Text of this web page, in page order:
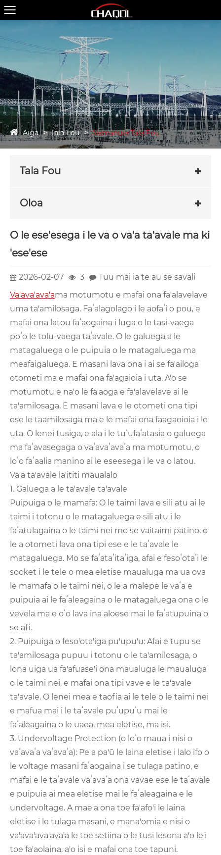
Aiga Tala Fou Alamanuia Tala Fou
Tala Fou
Oloa
O le ese'esega i le va o va'a ta'avale ma ki
'ese'ese
2026-02-07 3
Tuu mai ia te au se savali
Va'ava'ava'ama motumotu e mafai ona fa'alavelave
uma ta'amilosaga. Faʻalagolago i le aofaʻi o pou, e
mafai ona latou faʻaogaina i luga o le tasi-vaega
poʻo le tolu-vaega taʻavale. O le galuega a le
matagaluega o le puipuia o le matagaluega ma
meafaigaluega. E masani lava ona i ai se fa'ailoga
otometi ma e mafai ona fa'agaioia i uta. A'o se
motumotu e na'o le fa'aoga e fa'alavelave ai le
ta'amilosaga. E masani lava e le otometi ona tipi
ese le taamilosaga ma e le mafai ona faagaoioia i le
uta. O lenei tusiga, e ala i le tuʻufaʻatasia o galuega
ma faʻavasegaga o vaʻavaʻavaʻa ma motumotu, o
loʻo faʻaalia manino ai le eseesega i le va o latou.
Va'a ta'avale la'ititi maualalo
1. Galuega a le ta'avale ta'avale
Puipuiga o le mamafa: O le taimi lava e sili atu ai le
taimi i totonu o le matagaluega e sili atu i le
faʻatulagaina o le taimi nei mo se vaitaimi patino, o
le a otometi lava ona tipi ese e le taʻavale le
matagaluega. Mo se faʻataʻitaʻiga, afai e fesoʻotaʻi le
socket i le tele o mea eletise maualuga ma ua ova
le mamafa o le taimi nei, o le a malepe le vaʻa e
puipuia ai le faʻaleagaina o le matagaluega ona o le
vevela ma e oʻo lava ina aloese mai le faʻatupuina o
se afi.
2. Puipuiga o feso'ota'iga pu'upu'u: Afai e tupu se
ta'amilosaga pupuu i totonu o le ta'amilosaga, o
lona uiga ua fa'afuase'i ona maualuga le maualuga
o le taimi nei, e mafai ona tipi vave e le ta'avale
ta'avale. O lenei mea e taofia ai le tele o le taimi nei
e mafua mai i le taʻavale puʻupuʻu mai le
faʻaleagaina o le uaea, mea eletise, ma isi.
3. Undervoltage Protection (o loʻo maua i nisi o
vaʻavaʻa vaʻavaʻa): Pe a pa'ū le laina eletise i lalo ifo o
le voltage masani faʻaogaina i se tulaga patino, e
mafai e le taʻavale vaʻavaʻa ona vavae ese le taʻavale
e puipuia ai mea eletise mai le faʻaleagaina e le
undervoltage. A mae'a ona toe fa'afo'i le laina
eletise i le tulaga masani, e mana'omia e nisi o
va'ava'ava'ava'a le toe setiina o le tusi lesona a'o le'i
toe fa'aolaina, a'o isi e mafai ona toe tapuni.